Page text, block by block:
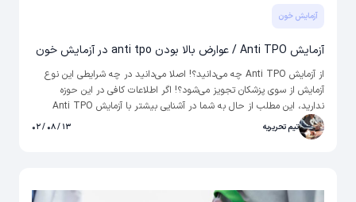
آزمایش خون
آزمایش Anti TPO / عوارض بالا بودن anti tpo در آزمایش خون
از آزمایش Anti TPO چه می‌دانید؟! اصلا می‌دانید در چه شرایطی این نوع
آزمایش از سوی پزشکان تجویز می‌شود؟! اگر اطلاعات کافی در این حوزه
ندارید، این مطلب از حال به شما در آشنایی بیشتر با آزمایش Anti TPO
کمک خواهد کرد.
تیم تحریریه ۱۳ / ۰۸ / ۰۲